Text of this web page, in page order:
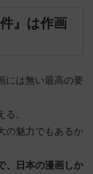
』は作画
には無い最高の要
。
の魅力でもあるか
、日本の漫画しか